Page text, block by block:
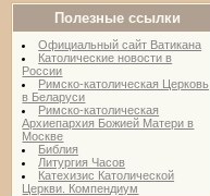
Полезные ссылки
Официальный сайт Ватикана
Католические новости в
России
Римско-католическая Церковь
в Беларуси
Римско-католическая
Архиепархия Божией Матери в
Москве
Библия
Литургия Часов
Катехизис Католической
Церкви. Компендиум